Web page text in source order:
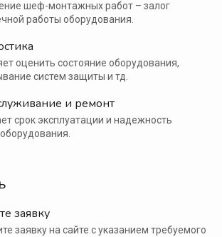
шеф-монтажных работ – залог
работы оборудования.
оценить состояние оборудования,
систем защиты и тд.
и ремонт
срок эксплуатации и надежность
заявку
заявку на сайте с указанием требуемого